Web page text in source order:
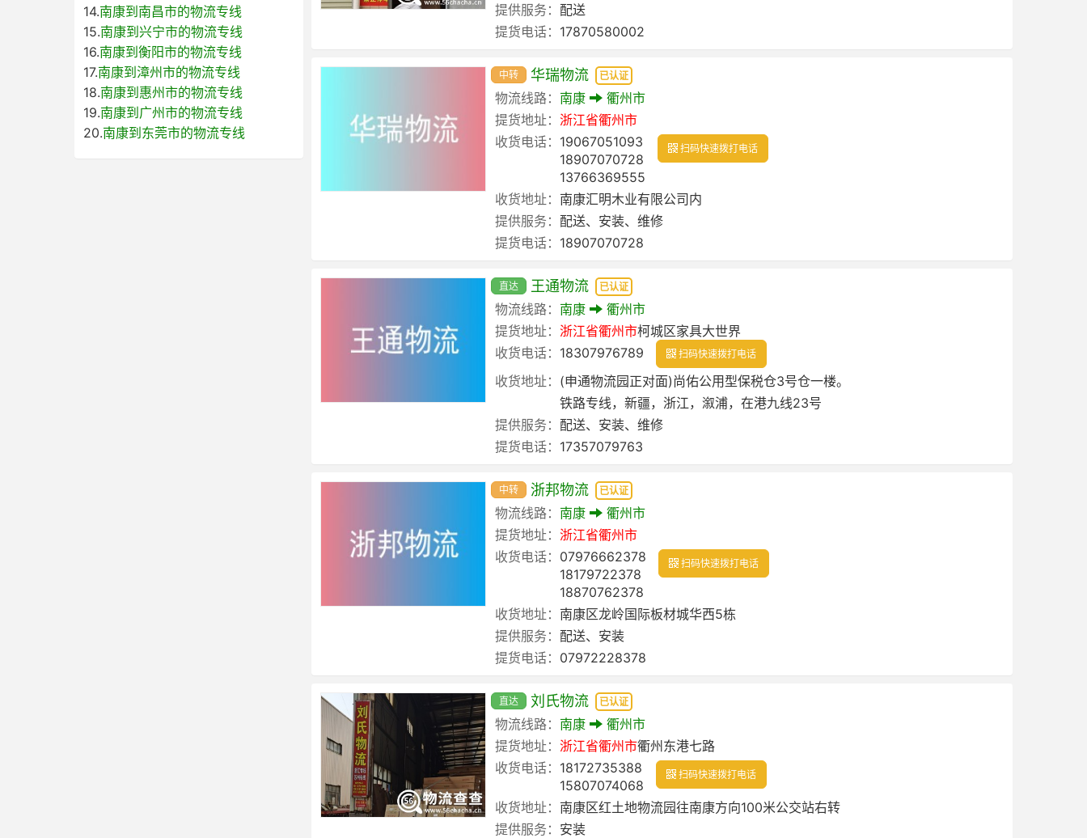
14.南康到南昌市的物流专线
15.南康到兴宁市的物流专线
16.南康到衡阳市的物流专线
17.南康到漳州市的物流专线
18.南康到惠州市的物流专线
19.南康到广州市的物流专线
20.南康到东莞市的物流专线
提供服务： 配送
提货电话： 17870580002
中转 华瑞物流 已认证
物流线路： 南康
衢州市
提货地址： 浙江省衢州市
收货电话： 19067051093
18907070728
13766369555
扫码快速拨打电话
收货地址： 南康汇明木业有限公司内
提供服务： 配送、安装、维修
提货电话： 18907070728
直达 王通物流 已认证
物流线路： 南康
衢州市
提货地址： 浙江省衢州市柯城区家具大世界
收货电话： 18307976789 扫码快速拨打电话
收货地址： (申通物流园正对面)尚佑公用型保税仓3号仓一楼。
铁路专线，新疆，浙江，溆浦，在港九线23号
提供服务： 配送、安装、维修
提货电话： 17357079763
中转 浙邦物流 已认证
物流线路： 南康
衢州市
提货地址： 浙江省衢州市
收货电话： 07976662378
18179722378
18870762378
扫码快速拨打电话
收货地址： 南康区龙岭国际板材城华西5栋
提供服务： 配送、安装
提货电话： 07972228378
直达 刘氏物流 已认证
物流线路： 南康
衢州市
提货地址： 浙江省衢州市衢州东港七路
收货电话： 18172735388
15807074068
扫码快速拨打电话
收货地址： 南康区红土地物流园往南康方向100米公交站右转
提供服务： 安装